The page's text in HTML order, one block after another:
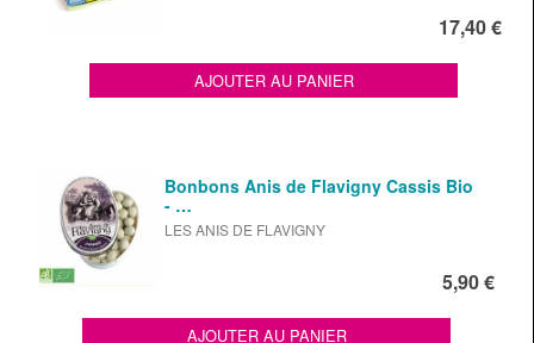
17,40 €
AJOUTER AU PANIER
Bonbons Anis de Flavigny Cassis Bio
- …
LES ANIS DE FLAVIGNY
5,90 €
AJOUTER AU PANIER